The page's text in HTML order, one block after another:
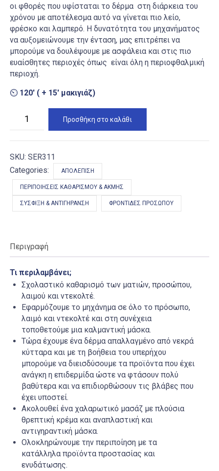
οι φθορές που υφίσταται το δέρμα στη διάρκεια του
χρόνου με αποτέλεσμα αυτό να γίνεται πιο λείο,
φρέσκο και λαμπερό. Η δυνατότητα του μηχανήματος
να αυξομειώνουμε την ένταση, μας επιτρέπει να
μπορούμε να δουλέψουμε με ασφάλεια και στις πιο
ευαίσθητες περιοχές όπως είναι όλη η περιοφθαλμική
περιοχή.
⏲ 120′ ( + 15′ μακιγιάζ)
Προσθήκη στο καλάθι
SKU: SER311
Categories:
ΑΠΟΛΈΠΙΣΗ
ΠΕΡΙΠΟΙΉΣΕΙΣ ΚΑΘΑΡΙΣΜΟΎ & ΑΚΜΉΣ
ΣΎΣΦΙΞΗ & ΑΝΤΙΓΉΡΑΝΣΗ ΦΡΟΝΤΊΔΕΣ ΠΡΟΣΏΠΟΥ
Περιγραφή
Τι περιλαμβάνει;
Σχολαστικό καθαρισμό των ματιών, προσώπου,
λαιμού και ντεκολτέ.
Εφαρμόζουμε το μηχάνημα σε όλο το πρόσωπο,
λαιμό και ντεκολτέ και στη συνέχεια
τοποθετούμε μια καλμαντική μάσκα.
Τώρα έχουμε ένα δέρμα απαλλαγμένο από νεκρά
κύτταρα και με τη βοήθεια του υπερήχου
μπορούμε να διεισδύσουμε τα προϊόντα που έχει
ανάγκη η επιδερμίδα ώστε να φτάσουν πολύ
βαθύτερα και να επιδιορθώσουν τις βλάβες που
έχει υποστεί.
Ακολουθεί ένα χαλαρωτικό μασάζ με πλούσια
θρεπτική κρέμα και αναπλαστική και
αντιγηραντική μάσκα.
Ολοκληρώνουμε την περιποίηση με τα
κατάλληλα προϊόντα προστασίας και
ενυδάτωσης.